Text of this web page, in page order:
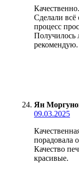
Сделали всё
процесс
Получилось
рекомендую.
Ян
09.03.2025
порадовала
Качество
красивые.